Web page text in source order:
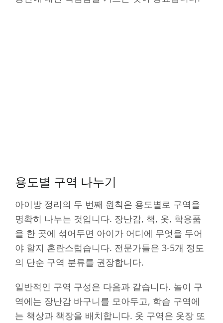
용도별 구역 나누기
아이방 정리의 두 번째 원칙은 용도별로 구역을
명확히 나누는 것입니다. 장난감, 책, 옷, 학용품
을 한 곳에 섞어두면 아이가 어디에 무엇을 두어
야 할지 혼란스럽습니다. 전문가들은 3-5개 정도
의 단순 구역 분류를 권장합니다.
일반적인 구역 구성은 다음과 같습니다. 놀이 구
역에는 장난감 바구니를 모아두고, 학습 구역에
는 책상과 책장을 배치합니다. 옷 구역은 옷장 또